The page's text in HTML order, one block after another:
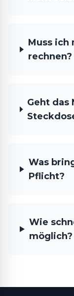
Muss ich
rechnen?
Geht das
Was
Pflicht?
Wie
möglich?